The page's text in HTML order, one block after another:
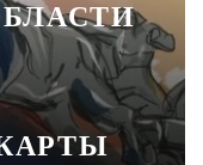
ОСОБЕННЫЙ
ЕДЫ